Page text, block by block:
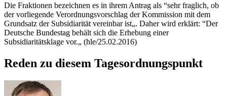
Die Fraktionen bezeichnen es in ihrem Antrag als “sehr fraglich, ob
der vorliegende Verordnungsvorschlag der Kommission mit dem
Grundsatz der Subsidiarität vereinbar ist„. Daher wird erklärt: “Der
Deutsche Bundestag behält sich die Erhebung einer
Subsidiaritätsklage vor.„ (hle/25.02.2016)
Reden zu diesem Tagesordnungspunkt